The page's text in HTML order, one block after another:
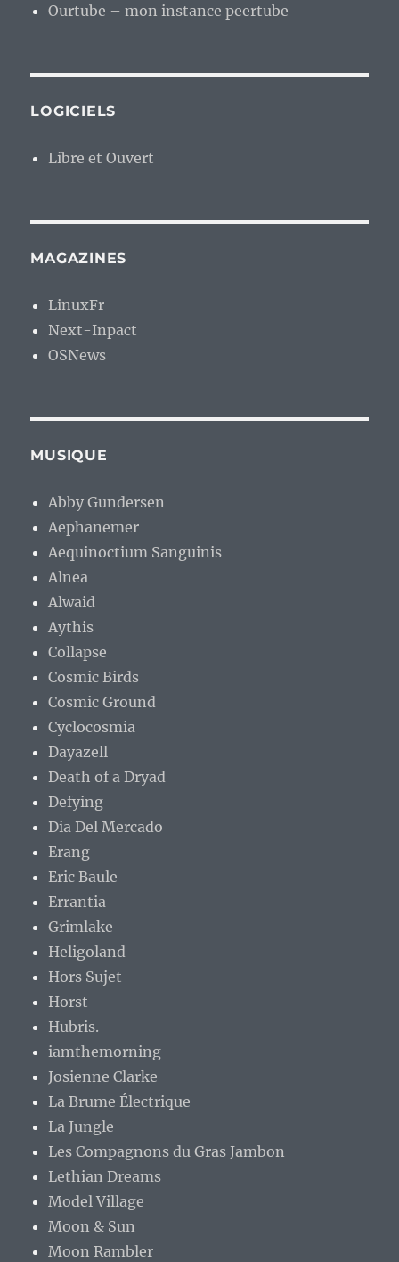
Ourtube – mon instance peertube
LOGICIELS
Libre et Ouvert
MAGAZINES
LinuxFr
Next-Inpact
OSNews
MUSIQUE
Abby Gundersen
Aephanemer
Aequinoctium Sanguinis
Alnea
Alwaid
Aythis
Collapse
Cosmic Birds
Cosmic Ground
Cyclocosmia
Dayazell
Death of a Dryad
Defying
Dia Del Mercado
Erang
Eric Baule
Errantia
Grimlake
Heligoland
Hors Sujet
Horst
Hubris.
iamthemorning
Josienne Clarke
La Brume Électrique
La Jungle
Les Compagnons du Gras Jambon
Lethian Dreams
Model Village
Moon & Sun
Moon Rambler